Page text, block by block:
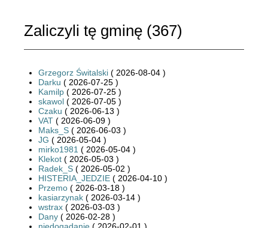
Zaliczyli tę gminę (367)
Grzegorz Świtalski ( 2026-08-04 )
Darku ( 2026-07-25 )
Kamilp ( 2026-07-25 )
skawol ( 2026-07-05 )
Czaku ( 2026-06-13 )
VAT ( 2026-06-09 )
Maks_S ( 2026-06-03 )
JG ( 2026-05-04 )
mirko1981 ( 2026-05-04 )
Klekot ( 2026-05-03 )
Radek_S ( 2026-05-02 )
HISTERIA_JEDZIE ( 2026-04-10 )
Przemo ( 2026-03-18 )
kasiarzynak ( 2026-03-14 )
wstrax ( 2026-03-03 )
Dany ( 2026-02-28 )
niedogadanie ( 2026-02-01 )